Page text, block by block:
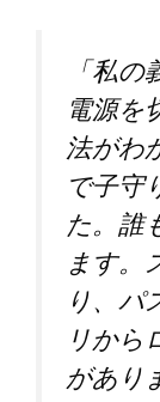
「私
電源を
法がわ
で子守
た。誰
ます。
り、パ
リから
があり